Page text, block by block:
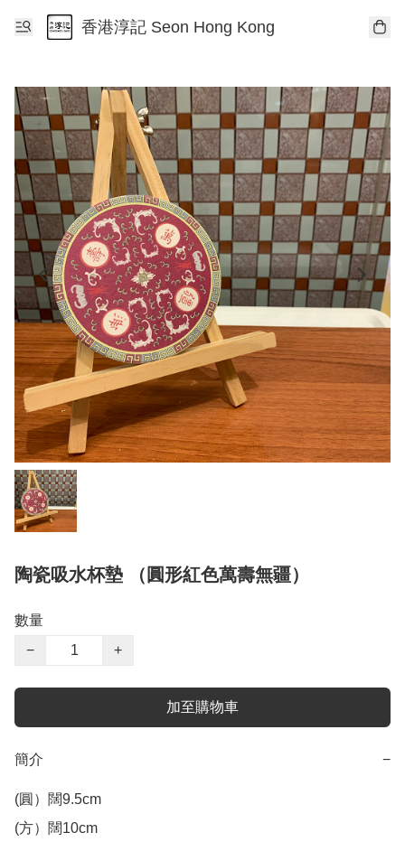
香港淳記 Seon Hong Kong
陶瓷吸水杯墊 （圓形紅色萬壽無疆）
數量
−
+
加至購物車
簡介 −
(圓）闊9.5cm
(方）闊10cm